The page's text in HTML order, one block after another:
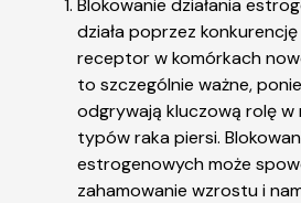
Blokowanie działania
działa poprzez
receptor w komórkach
to szczególnie ważne,
odgrywają kluczową rolę
typów raka piersi.
estrogenowych może
zahamowanie wzrostu i